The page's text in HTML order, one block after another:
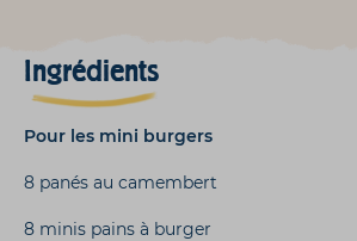
Ingrédients
Pour les mini burgers
8 panés au camembert
8 minis pains à burger